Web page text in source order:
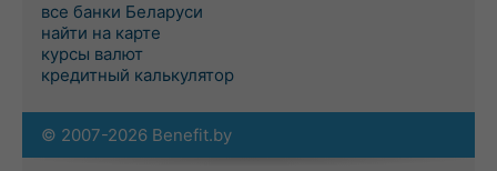
все банки Беларуси
найти на карте
курсы валют
кредитный калькулятор
© 2007-2026 Benefit.by